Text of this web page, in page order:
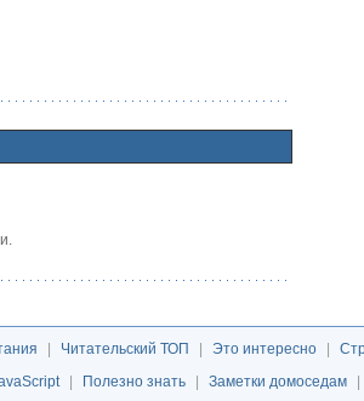
Читательский ТОП Это интересно
Полезно знать Заметки домоседам